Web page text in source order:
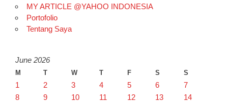
MY ARTICLE @YAHOO INDONESIA
Portofolio
Tentang Saya
June 2026
M T W T F S S
1 2 3 4 5 6
7
8
9 10 11 12 13 14